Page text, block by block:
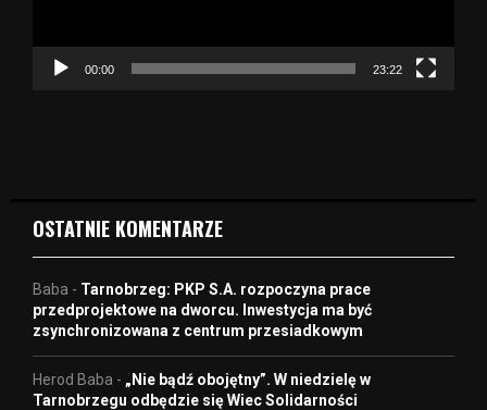
c
00:00 23:22
OSTATNIE KOMENTARZE
Baba - Tarnobrzeg: PKP S.A. rozpoczyna prace
przedprojektowe na dworcu. Inwestycja ma być
zsynchronizowana z centrum przesiadkowym
Herod Baba - „Nie bądź obojętny”. W niedzielę w
Tarnobrzegu odbędzie się Wiec Solidarności